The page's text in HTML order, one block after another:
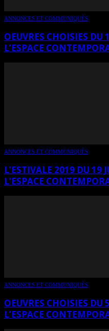
ANNONCES ET COMMUNIQUÉS
OEUVRES CHOISIES DU
L’ESPACE
ANNONCES ET COMMUNIQUÉS
L’ESTIVALE 2019 DU 19
L’ESPACE
ANNONCES ET COMMUNIQUÉS
OEUVRES CHOISIES DU
L’ESPACE